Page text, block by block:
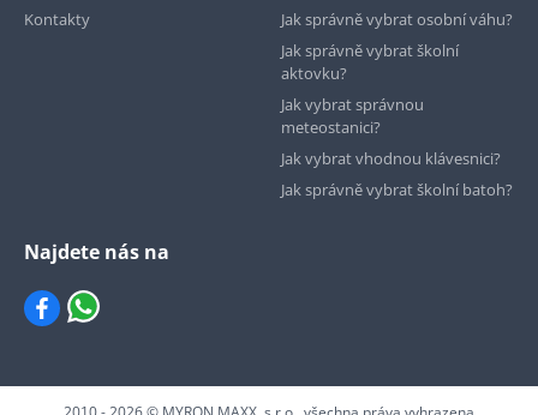
Kontakty
Jak správně vybrat osobní váhu?
Jak správně vybrat školní
aktovku?
Jak vybrat správnou
meteostanici?
Jak vybrat vhodnou klávesnici?
Jak správně vybrat školní batoh?
Najdete nás na